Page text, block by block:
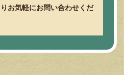
お気軽にお問い合わせくだ